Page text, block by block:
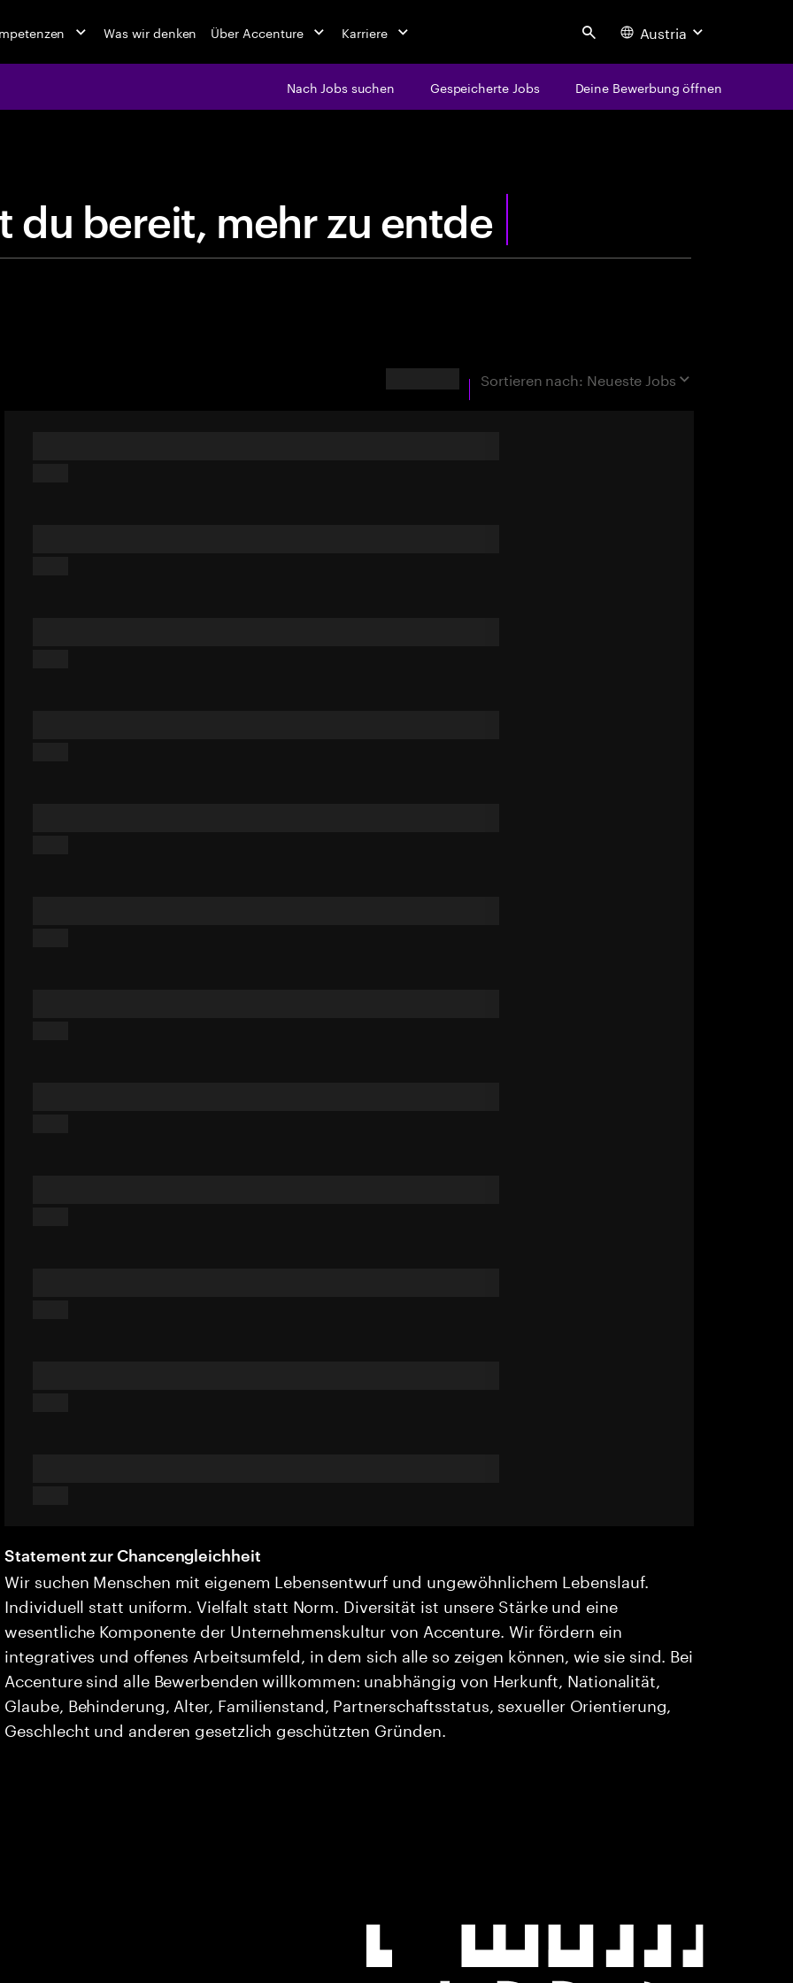
Was wir denken Über Accenture Karriere Search Austria
Nach Jobs suchen Gespeicherte Jobs Deine Bewerbung öffnen
Bistdubereit,mehr
Sortieren nach: Neueste Jobs
Statement zur Chancengleichheit
Wir suchen Menschen mit eigenem Lebensentwurf und ungewöhnlichem Lebenslauf.
Individuell statt uniform. Vielfalt statt Norm. Diversität ist unsere Stärke und eine
wesentliche Komponente der Unternehmenskultur von Accenture. Wir fördern ein
integratives und offenes Arbeitsumfeld, in dem sich alle so zeigen können, wie sie sind. Bei
Accenture sind alle Bewerbenden willkommen: unabhängig von Herkunft, Nationalität,
Glaube, Behinderung, Alter, Familienstand, Partnerschaftsstatus, sexueller Orientierung,
Geschlecht und anderen gesetzlich geschützten Gründen.